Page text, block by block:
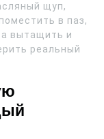
щуп,
в паз,
вытащить и
реальный